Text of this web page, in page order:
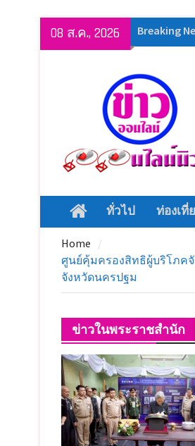
Skip
08 ส.ค., 2026 Breaking
Homeทั่วไป ท่องเที่
Home
ศูนย์คุ้มครองสิทธิผู้บริโภค
จังหวัดนครปฐม
ข่าวในพระราชสำนัก